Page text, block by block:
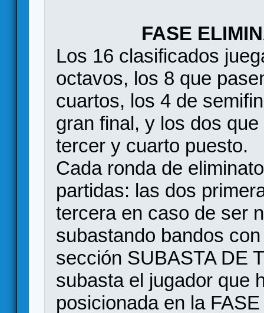
FASE
Los 16 clasificados
octavos, los 8 que
cuartos, los 4 de
gran final, y los dos
tercer y cuarto puesto.
Cada ronda de
partidas: las dos
tercera en caso de ser
subastando bandos
sección SUBASTA DE
subasta el jugador que
posicionada en la